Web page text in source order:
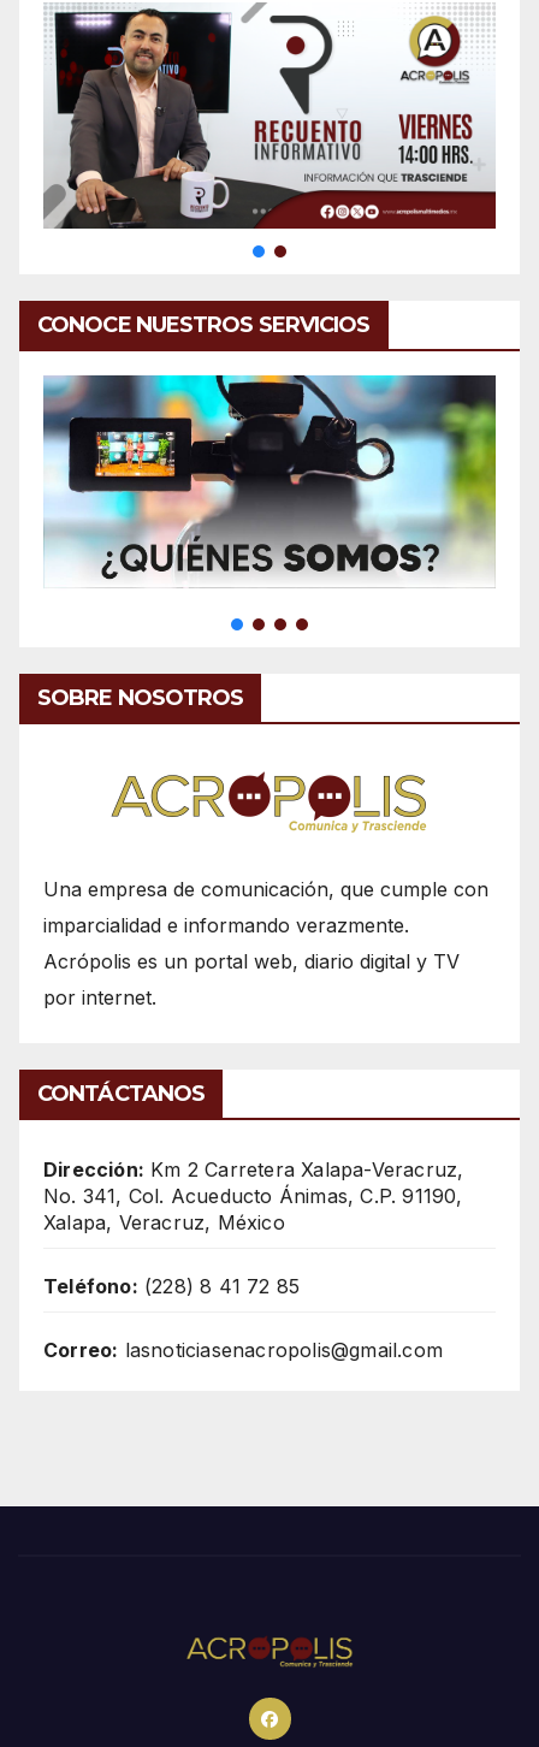
CONOCE NUESTROS SERVICIOS
SOBRE NOSOTROS
Una empresa de comunicación, que cumple con
imparcialidad e informando verazmente.
Acrópolis es un portal web, diario digital y TV
por internet.
CONTÁCTANOS
Dirección: Km 2 Carretera Xalapa-Veracruz,
No. 341, Col. Acueducto Ánimas, C.P. 91190,
Xalapa, Veracruz, México
Teléfono: (228) 8 41 72 85
Correo: lasnoticiasenacropolis@gmail.com